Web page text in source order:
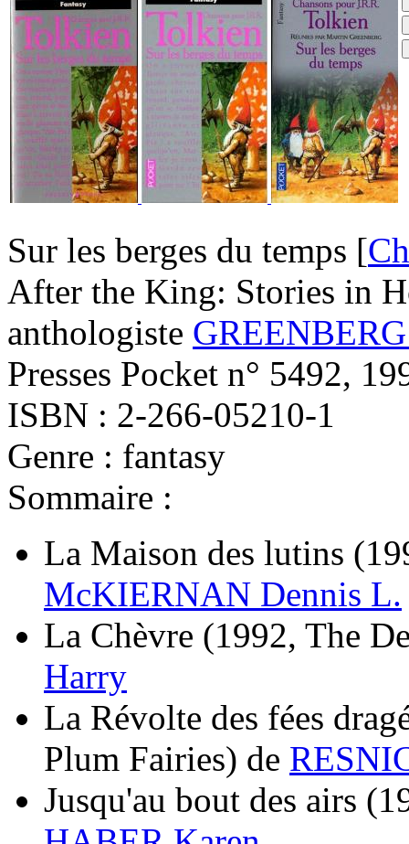
Sur les berges du temps [
After the King: Stories in
anthologiste
Presses Pocket n° 5492,
ISBN : 2-266-05210-1
Genre : fantasy
Sommaire :
La Maison des lutins
McKIERNAN Dennis L.
La Chèvre (1992, The
Harry
La Révolte des fées
Plum Fairies) de
Jusqu'au bout des airs